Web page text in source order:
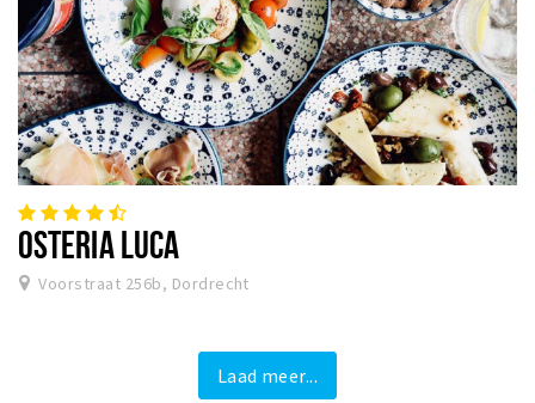
OSTERIA LUCA
Voorstraat 256b, Dordrecht
Laad meer...